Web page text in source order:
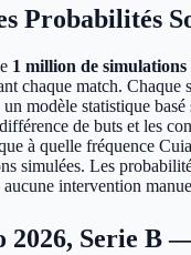
Probabilités
1 million de
chaque match. Chaque
modèle statistique basé
de buts et les
à quelle fréquence
simulées. Les
intervention
2026, Serie B